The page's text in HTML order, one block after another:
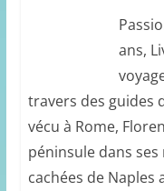
ans,
travers des guides
vécu à Rome,
péninsule dans
cachées de Naples